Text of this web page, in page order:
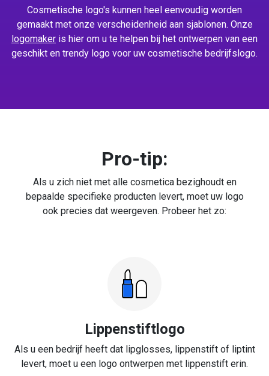
Cosmetische logo's kunnen heel eenvoudig worden
gemaakt met onze verscheidenheid aan sjablonen. Onze
logomaker is hier om u te helpen bij het ontwerpen van een
geschikt en trendy logo voor uw cosmetische bedrijfslogo.
Pro-tip:
Als u zich niet met alle cosmetica bezighoudt en
bepaalde specifieke producten levert, moet uw logo
ook precies dat weergeven. Probeer het zo:
Lippenstiftlogo
Als u een bedrijf heeft dat lipglosses, lippenstift of liptint
levert, moet u een logo ontwerpen met lippenstift erin.